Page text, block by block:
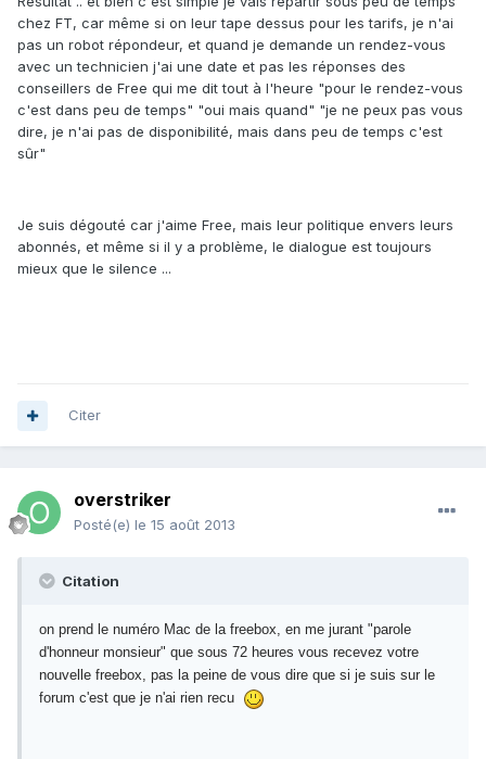
chez FT, car même si on leur tape dessus pour les tarifs, je n'ai
pas un robot répondeur, et quand je demande un rendez-vous
avec un technicien j'ai une date et pas les réponses des
conseillers de Free qui me dit tout à l'heure "pour le rendez-vous
c'est dans peu de temps" "oui mais quand" "je ne peux pas vous
dire, je n'ai pas de disponibilité, mais dans peu de temps c'est
sûr"
Je suis dégouté car j'aime Free, mais leur politique envers leurs
abonnés, et même si il y a problème, le dialogue est toujours
mieux que le silence ...
Citer
overstriker
Posté(e) le 15 août 2013
Citation
on prend le numéro Mac de la freebox, en me jurant "parole
d'honneur monsieur" que sous 72 heures vous recevez votre
nouvelle freebox, pas la peine de vous dire que si je suis sur le
forum c'est que je n'ai rien recu